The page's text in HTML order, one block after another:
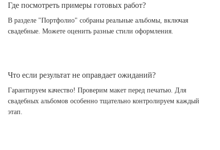
Где посмотреть примеры готовых работ?
В разделе "Портфолио" собраны реальные альбомы, включая
свадебные. Можете оценить разные стили оформления.
Что если результат не оправдает ожиданий?
Гарантируем качество! Проверим макет перед печатью. Для
свадебных альбомов особенно тщательно контролируем каждый
этап.